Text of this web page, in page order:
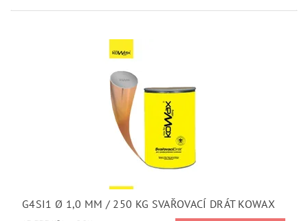
G4SI1 Ø 1,0 MM / 250 KG SVAŘOVACÍ DRÁT KOWAX